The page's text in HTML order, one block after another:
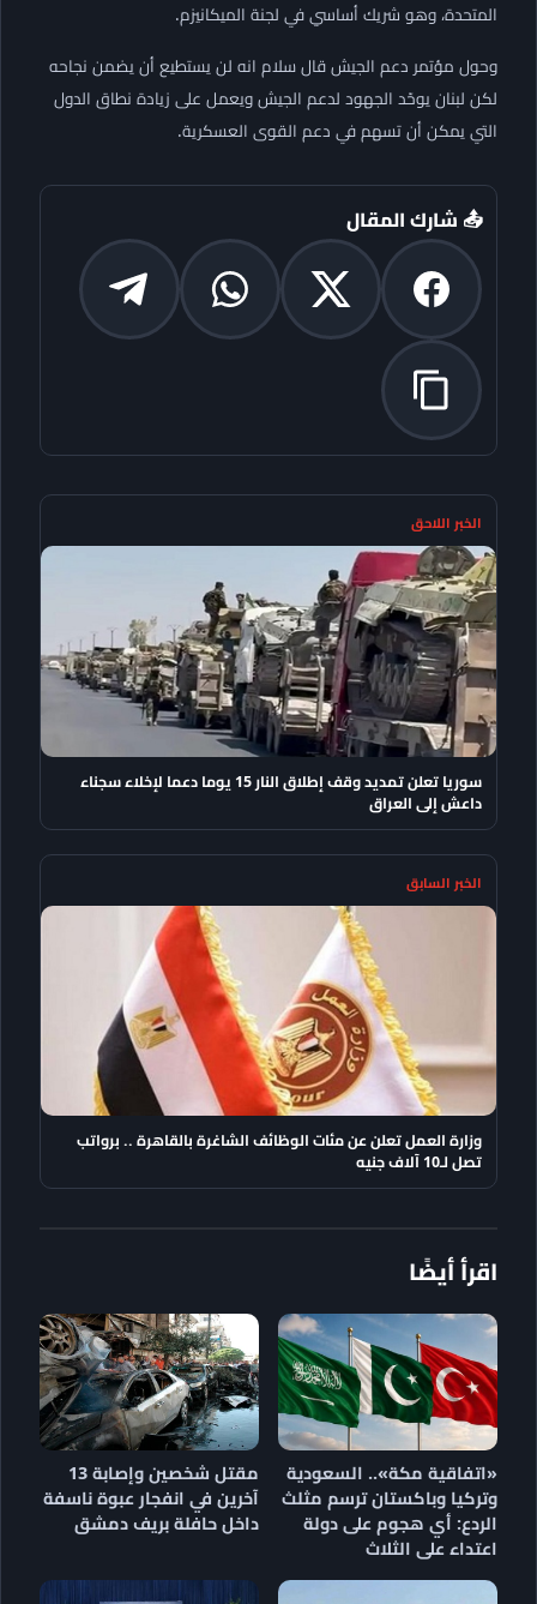
المتحدة، وهو شريك أساسي في لجنة الميكانيزم.
وحول مؤتمر دعم الجيش قال سلام انه لن يستطيع أن يضمن نجاحه
لكن لبنان يوحّد الجهود لدعم الجيش ويعمل على زيادة نطاق الدول
التي يمكن أن تسهم في دعم القوى العسكرية.
📤 شارك المقال
الخبر اللاحق
سوريا تعلن تمديد وقف إطلاق النار 15 يوما دعما لإخلاء سجناء
داعش إلى العراق
الخبر السابق
وزارة العمل تعلن عن مئات الوظائف الشاغرة بالقاهرة .. برواتب
تصل لـ10 آلاف جنيه
اقرأ أيضًا
«اتفاقية مكة».. السعودية
وتركيا وباكستان ترسم مثلث
الردع: أي هجوم على دولة
اعتداء على الثلاث
مقتل شخصين وإصابة 13
آخرين في انفجار عبوة ناسفة
داخل حافلة بريف دمشق